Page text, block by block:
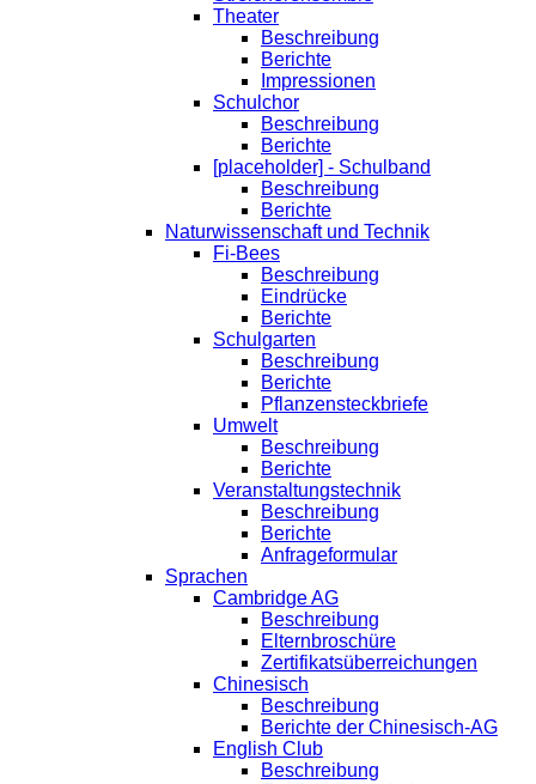
Theater
Beschreibung
Berichte
Impressionen
Schulchor
Beschreibung
Berichte
[placeholder] - Schulband
Beschreibung
Berichte
Naturwissenschaft und Technik
Fi-Bees
Beschreibung
Eindrücke
Berichte
Schulgarten
Beschreibung
Berichte
Pflanzensteckbriefe
Umwelt
Beschreibung
Berichte
Veranstaltungstechnik
Beschreibung
Berichte
Anfrageformular
Sprachen
Cambridge AG
Beschreibung
Elternbroschüre
Zertifikatsüberreichungen
Chinesisch
Beschreibung
Berichte der Chinesisch-AG
English Club
Beschreibung